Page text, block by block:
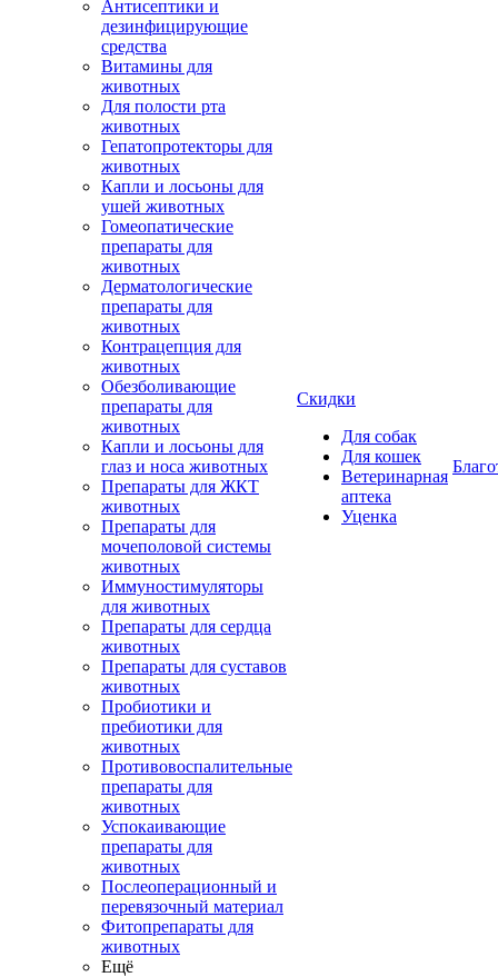
Антисептики и
дезинфицирующие
средства
Витамины для
животных
Для полости рта
животных
Гепатопротекторы для
животных
Капли и лосьоны для
ушей животных
Гомеопатические
препараты для
животных
Дерматологические
препараты для
животных
Контрацепция для
животных
Обезболивающие
препараты для
животных
Капли и лосьоны для
глаз и носа животных
Препараты для ЖКТ
животных
Препараты для
мочеполовой системы
животных
Иммуностимуляторы
для животных
Препараты для сердца
животных
Препараты для суставов
животных
Пробиотики и
пребиотики для
животных
Противовоспалительные
препараты для
животных
Успокаивающие
препараты для
животных
Послеоперационный и
перевязочный материал
Фитопрепараты для
животных
Ещё
Скидки
Для собак
Для кошек
Ветеринарная
аптека
Уценка